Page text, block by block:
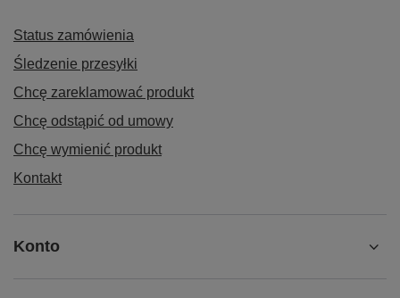
Status zamówienia
Śledzenie przesyłki
Chcę zareklamować produkt
Chcę odstąpić od umowy
Chcę wymienić produkt
Kontakt
Konto